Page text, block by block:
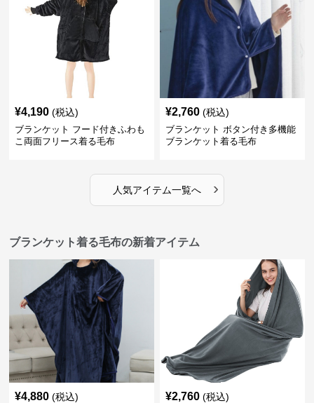
¥4,190 (税込)
ブランケット フード付きふわも
こ両面フリース着る毛布
¥2,760 (税込)
ブランケット ボタン付き多機能
ブランケット着る毛布
人気アイテム一覧へ ›
ブランケット着る毛布の新着アイテム
¥4,880 (税込) ¥2,760 (税込)